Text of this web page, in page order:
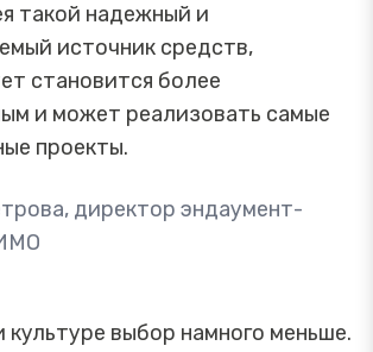
такой надежный и
источник средств,
становится более
и может реализовать самые
проекты.
директор эндаумент-
культуре выбор намного меньше.